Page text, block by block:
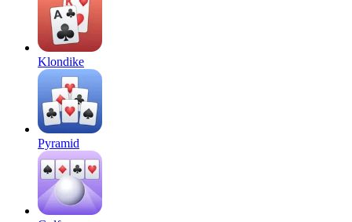
Klondike
Pyramid